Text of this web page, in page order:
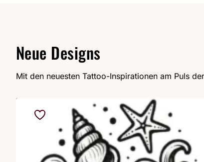
Neue Designs
Mit den neuesten Tattoo-Inspirationen am Puls